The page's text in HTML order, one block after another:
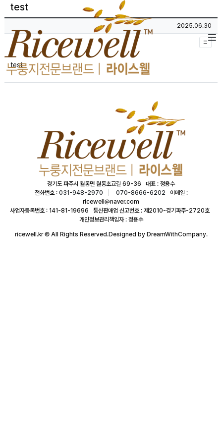
test
작성일
2025.06.30
본문
test
경기도 파주시 월롱면 월롱초교길 69-36 대표 : 정용수
전화번호 : 031-948-2970 070-8666-6202 이메일 :
ricewell@naver.com
사업자등록번호 : 141-81-19696 통신판매업 신고번호 : 제2010-경기파주-2720호
개인정보관리책임자 : 정용수
ricewell.kr © All Rights Reserved.Designed by DreamWithCompany.